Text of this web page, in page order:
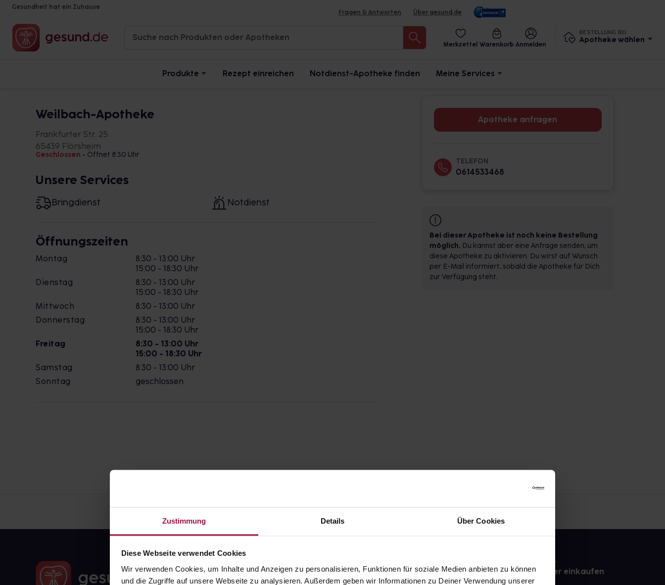
Zustimmung Details Über Cookies
Diese Webseite verwendet Cookies
Wir verwenden Cookies, um Inhalte und Anzeigen zu personalisieren, Funktionen für soziale Medien anbieten zu können
und die Zugriffe auf unsere Webseite zu analysieren. Außerdem geben wir Informationen zu Deiner Verwendung unserer
Gesundheit hat ein Zuhause
Fragen & Antworten Über gesund.de
Merkzettel Warenkorb Anmelden
BESTELLUNG BEI
Apotheke wählen
Produkte Rezept einreichen Notdienst-Apotheke finden Meine Services
Weilbach-Apotheke
Frankfurter Str. 25
65439 Flörsheim
Geschlossen • Öffnet 8:30 Uhr
Unsere Services
Bringdienst Notdienst
Öffnungszeiten
Montag
8:30 - 13:00 Uhr
15:00 - 18:30 Uhr
Dienstag
8:30 - 13:00 Uhr
15:00 - 18:30 Uhr
Mittwoch
8:30 - 13:00 Uhr
Donnerstag
8:30 - 13:00 Uhr
15:00 - 18:30 Uhr
Freitag
8:30 - 13:00 Uhr
15:00 - 18:30 Uhr
Samstag
8:30 - 13:00 Uhr
Sonntag
geschlossen
Apotheke anfragen
TELEFON
0614533468
Bei dieser Apotheke ist noch keine Bestellung
möglich. Du kannst aber eine Anfrage senden, um
diese Apotheke zu aktivieren. Du wirst auf Wunsch
per E-Mail informiert, sobald die Apotheke für Dich
zur Verfügung steht.
gesund.de Unsere Vorteile Sicher einkaufen